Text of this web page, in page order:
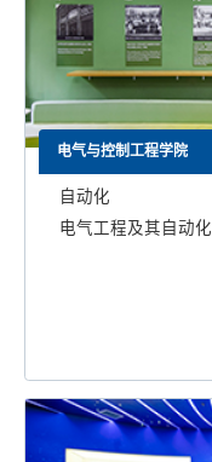
电气与控制工程学院
自动化
电气工程及其自动化